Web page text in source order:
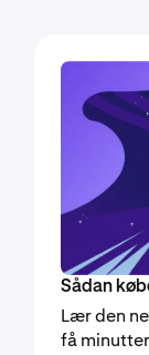
Sådan
Lær den
få